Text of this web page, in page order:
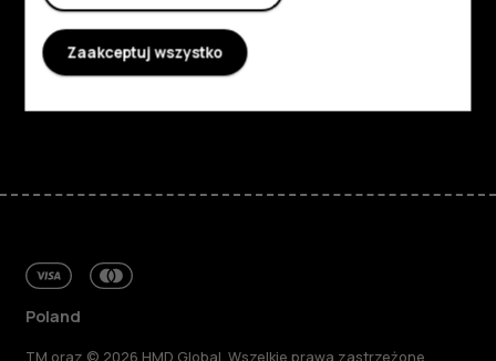
Planet and people
Wsparcie
FacebookInstagram
TiktokYoutubeLinkedinDiscord
Poland
TM oraz © 2026 HMD Global. Wszelkie prawa zastrzeżone.
Zaakceptuj wszystko